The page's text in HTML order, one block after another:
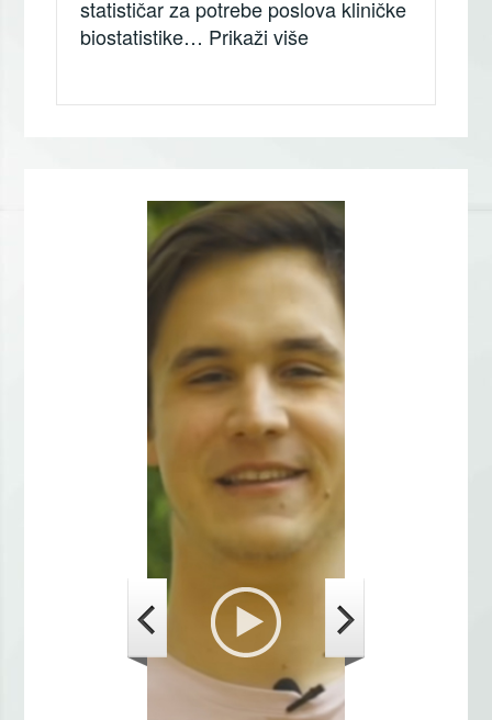
statističar za potrebe poslova kliničke
biostatistike… Prikaži više„Dušica Gavrilović,